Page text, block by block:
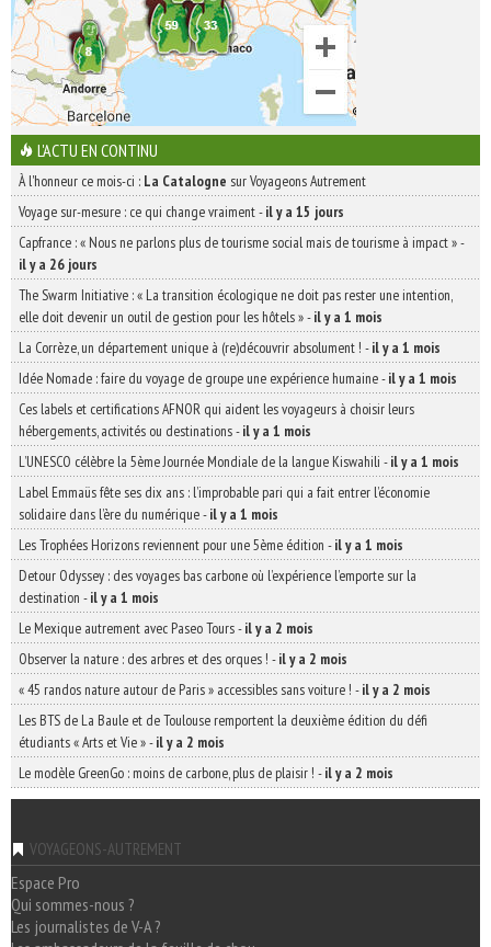
L'ACTU EN CONTINU
À l'honneur ce mois-ci : La Catalogne sur Voyageons Autrement
Voyage sur-mesure : ce qui change vraiment-il y a 15 jours
Capfrance : « Nous ne parlons plus de tourisme social mais de tourisme à impact »-
il y a 26 jours
The Swarm Initiative : « La transition écologique ne doit pas rester une intention,
elle doit devenir un outil de gestion pour les hôtels »-il y a 1 mois
La Corrèze, un département unique à (re)découvrir absolument ! -il y a 1 mois
Idée Nomade : faire du voyage de groupe une expérience humaine-il y a 1 mois
Ces labels et certifications AFNOR qui aident les voyageurs à choisir leurs
hébergements, activités ou destinations-il y a 1 mois
L’UNESCO célèbre la 5ème Journée Mondiale de la langue Kiswahili -il y a 1 mois
Label Emmaüs fête ses dix ans : l’improbable pari qui a fait entrer l’économie
solidaire dans l’ère du numérique-il y a 1 mois
Les Trophées Horizons reviennent pour une 5ème édition -il y a 1 mois
Detour Odyssey : des voyages bas carbone où l’expérience l’emporte sur la
destination -il y a 1 mois
Le Mexique autrement avec Paseo Tours-il y a 2 mois
Observer la nature : des arbres et des orques ! -il y a 2 mois
« 45 randos nature autour de Paris » accessibles sans voiture ! -il y a 2 mois
Les BTS de La Baule et de Toulouse remportent la deuxième édition du défi
étudiants « Arts et Vie »-il y a 2 mois
Le modèle GreenGo : moins de carbone, plus de plaisir ! -il y a 2 mois
VOYAGEONS-AUTREMENT
Espace Pro
Qui sommes-nous ?
Les journalistes de V-A ?